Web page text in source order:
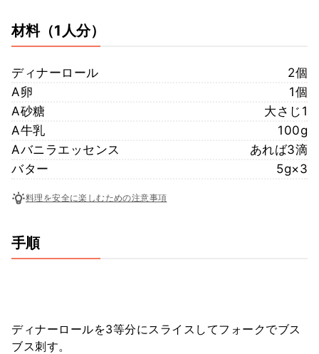
材料（1人分）
ディナーロール
2個
A卵
1個
A砂糖
大さじ1
A牛乳
100g
Aバニラエッセンス
あれば3滴
バター
5g×3
料理を安全に楽しむための注意事項
手順
ディナーロールを3等分にスライスしてフォークでブス
ブス刺す。